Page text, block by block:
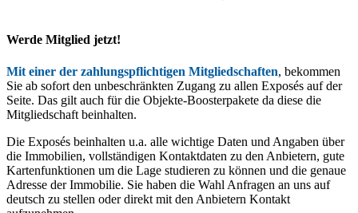
Werde Mitglied jetzt!
Mit einer der zahlungspflichtigen Mitgliedschaften, bekommen
Sie ab sofort den unbeschränkten Zugang zu allen Exposés auf der
Seite. Das gilt auch für die Objekte-Boosterpakete da diese die
Mitgliedschaft beinhalten.
Die Exposés beinhalten u.a. alle wichtige Daten und Angaben über
die Immobilien, vollständigen Kontaktdaten zu den Anbietern, gute
Kartenfunktionen um die Lage studieren zu können und die genaue
Adresse der Immobilie. Sie haben die Wahl Anfragen an uns auf
deutsch zu stellen oder direkt mit den Anbietern Kontakt